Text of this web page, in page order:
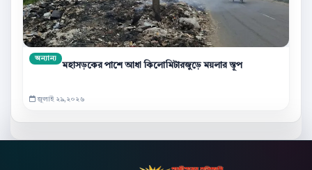
অন্যান্য
মহাসড়কের পাশে আধা কিলোমিটারজুড়ে ময়লার স্তূপ
জুলাই ২৯,২০২৬